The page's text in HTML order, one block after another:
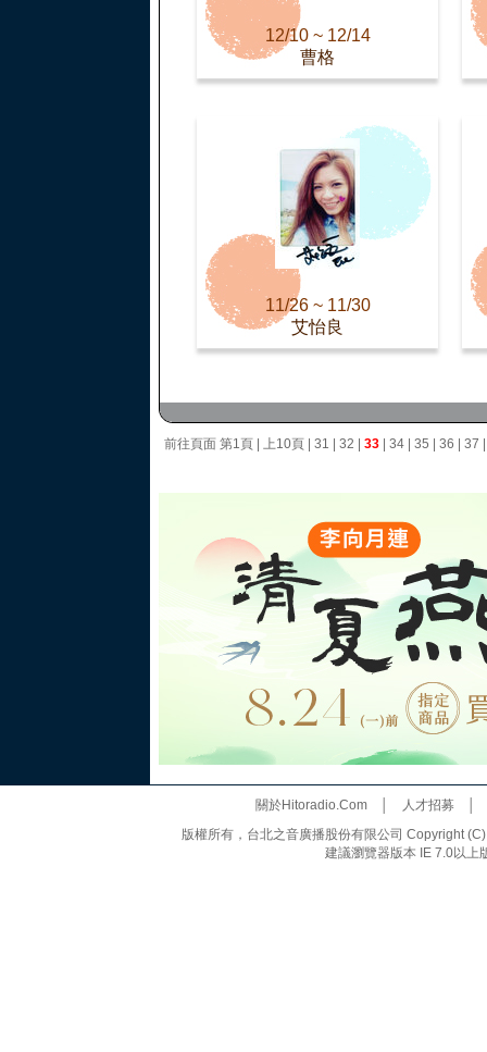
12/10 ~ 12/14
曹格
11/26 ~ 11/30
艾怡良
前往頁面 第1頁 上10頁 31 32 33 34 35 36 37
關於Hitoradio.Com│ 人才招募
版權所有，台北之音廣播股份有限公司 Copyright
建議瀏覽器版本 IE 7.0以上